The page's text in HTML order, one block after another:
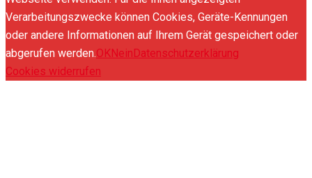
Verarbeitungszwecke können Cookies, Geräte-Kennungen
oder andere Informationen auf Ihrem Gerät gespeichert oder
abgerufen werden.OKNeinDatenschutzerklärung
Cookies widerrufen